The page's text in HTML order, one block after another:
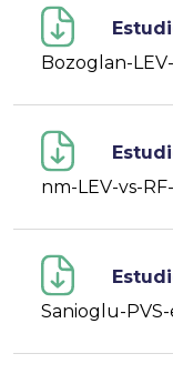
Bozoglan-
nm-LEV-vs-
Sanioglu-